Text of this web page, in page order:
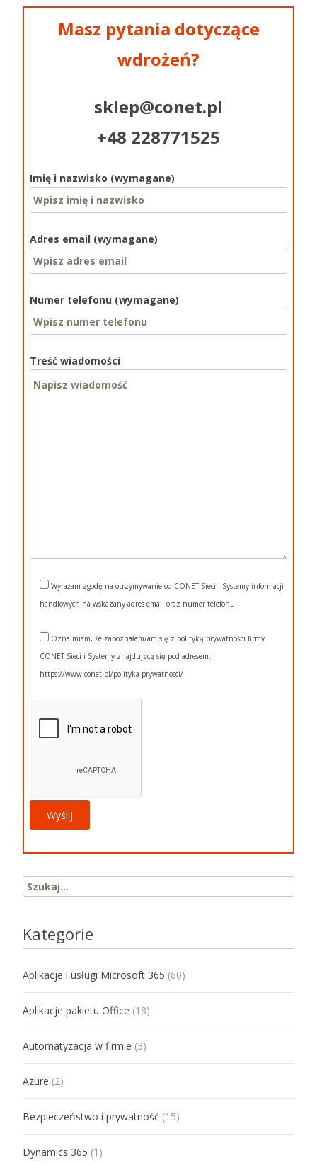
Masz pytania dotyczące
wdrożeń?
sklep@conet.pl
+48 228771525
Imię i nazwisko (wymagane)
Adres email (wymagane)
Numer telefonu (wymagane)
Treść wiadomości
Wyrażam zgodę na otrzymywanie od CONET Sieci i Systemy informacji
handlowych na wskazany adres email oraz numer telefonu.
Oznajmiam, że zapoznałem/am się z polityką prywatności firmy
CONET Sieci i Systemy znajdującą się pod adresem:
https://www.conet.pl/polityka-prywatnosci/
Search for:
Kategorie
Aplikacje i usługi Microsoft 365 (60)
Aplikacje pakietu Office (18)
Automatyzacja w firmie (3)
Azure (2)
Bezpieczeństwo i prywatność (15)
Dynamics 365 (1)